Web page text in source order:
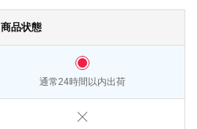
商品状態
通常24時間以内出荷